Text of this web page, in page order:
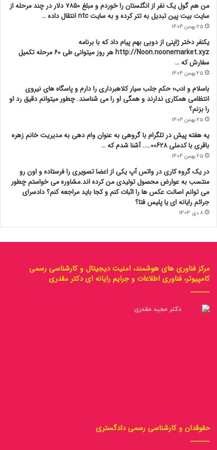
من هم گول یک نفر از انگلستان را خوردم و مبلغ ۷۸۵۰ دلار در چند مرحله از
سایت بیت پین تبدیل به تتر کرده و به سایت ntc انتقال داده …
25 بهمن 1404
یکنفر دختر ژاپنی از دوبی بهم پیام داد که با برنامه
http://Noon.noonemarket.xyz هر روز میتوانی طی ۶۰ مرحله تکمیل
سفارش که …
25 بهمن 1404
باسلام و ادب؛ حکم جلب سیار کلاهبرداری را دارم و پاسگاه های نیروی
انتظامی همکاری ندارند و همگی او را می شناسند. چطور میتوانم دقیق رد او
را بزنم؟
25 بهمن 1404
یه هفته پیش در تلگرام با گروهی به عنوان وام دهی به مدیریت خانم زهره
باقری با کدملی 00628….. آشنا شدم که …
25 بهمن 1404
در یک گروه کاری در واتس آپ یکی از اعضا تصویری را فرستاده و اون رو
منتسب به عوارض محصول تولیدی من کرده اند.مشاوره می خواستم چطور
می توانم اصالت عکس ها را اثبات کنم و کجا باید مراجعه کنم؟ دادسرای
جرائم رایانه ای یا پلیس فتا؟
8 دی 1404
مرکز فناوری های هوشمند، امنیت دیجیتال و کارشناسی رسمی
کامپیوتر، فناوری اطلاعات و جرایم رایانه ای دکتر مقدری
حقوقدان و کارشناسی رسمی دادگستری